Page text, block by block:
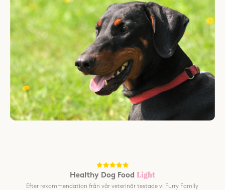
Healthy Dog Food Light
Efter rekommendation från vår veterinär testade vi Furry Family